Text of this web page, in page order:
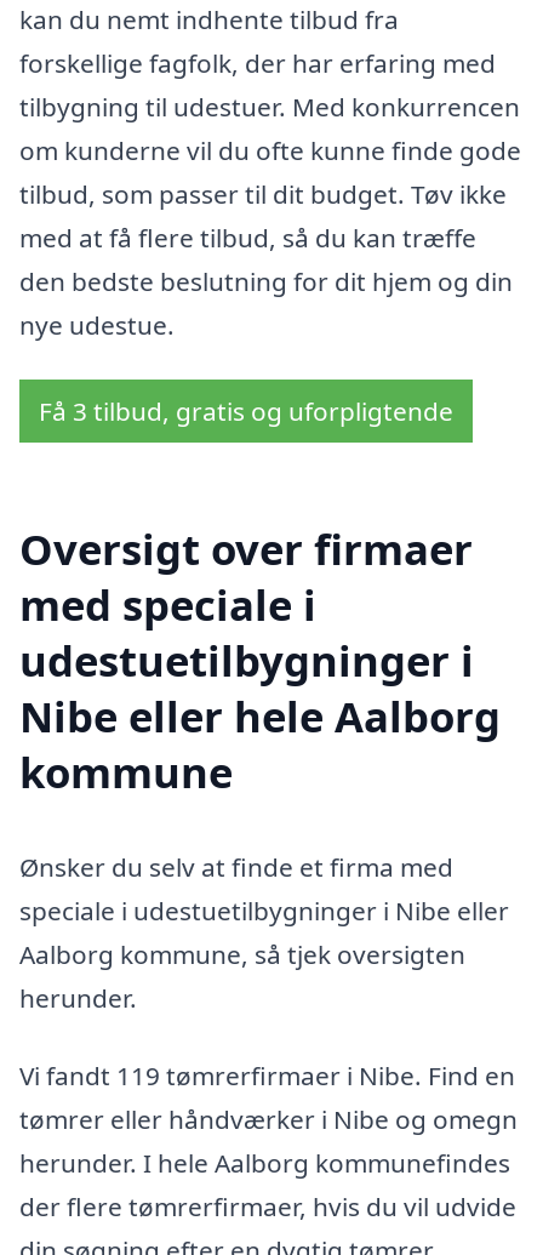
kan du nemt indhente tilbud fra
forskellige fagfolk, der har erfaring med
tilbygning til udestuer. Med konkurrencen
om kunderne vil du ofte kunne finde gode
tilbud, som passer til dit budget. Tøv ikke
med at få flere tilbud, så du kan træffe
den bedste beslutning for dit hjem og din
nye udestue.
Få 3 tilbud, gratis og uforpligtende
Oversigt over firmaer
med speciale i
udestuetilbygninger i
Nibe eller hele Aalborg
kommune
Ønsker du selv at finde et firma med
speciale i udestuetilbygninger i Nibe eller
Aalborg kommune, så tjek oversigten
herunder.
Vi fandt 119 tømrerfirmaer i Nibe. Find en
tømrer eller håndværker i Nibe og omegn
herunder. I hele Aalborg kommunefindes
der flere tømrerfirmaer, hvis du vil udvide